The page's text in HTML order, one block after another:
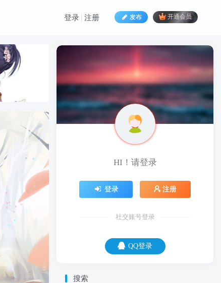
发布 开通会员
登录 注册
HI！请登录
登录 注册
社交账号登录
QQ登录
搜索
HI！请登录
登录 注册
社交账号登录
QQ登录